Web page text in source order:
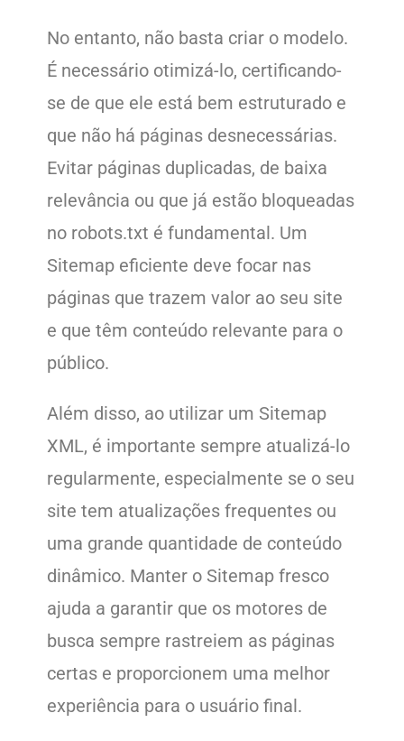
No entanto, não basta criar o modelo.
É necessário otimizá-lo, certificando-
se de que ele está bem estruturado e
que não há páginas desnecessárias.
Evitar páginas duplicadas, de baixa
relevância ou que já estão bloqueadas
no robots.txt é fundamental. Um
Sitemap eficiente deve focar nas
páginas que trazem valor ao seu site
e que têm conteúdo relevante para o
público.
Além disso, ao utilizar um Sitemap
XML, é importante sempre atualizá-lo
regularmente, especialmente se o seu
site tem atualizações frequentes ou
uma grande quantidade de conteúdo
dinâmico. Manter o Sitemap fresco
ajuda a garantir que os motores de
busca sempre rastreiem as páginas
certas e proporcionem uma melhor
experiência para o usuário final.